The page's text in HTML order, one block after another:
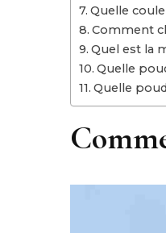
Quelle
Comment
Quel est la
Quelle
Quelle